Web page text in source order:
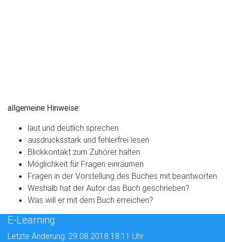
allgemeine Hinweise:
laut und deutlich sprechen
ausdrucksstark und fehlerfrei lesen
Blickkontakt zum Zuhörer halten
Möglichkeit für Fragen einräumen
Fragen in der Vorstellung des Buches mit beantworten
Weshalb hat der Autor das Buch geschrieben?
Was will er mit dem Buch erreichen?
E-Learning
Letzte Änderung: 29.08.2018 18:11 Uhr